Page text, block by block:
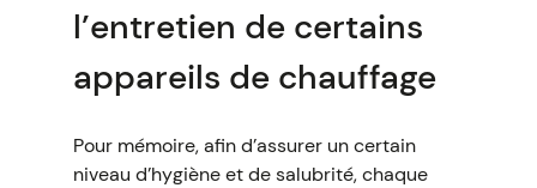
l’entretien de certains
appareils de chauffage
Pour mémoire, afin d’assurer un certain
niveau d’hygiène et de salubrité, chaque